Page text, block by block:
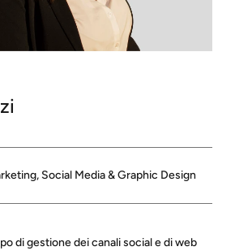
Social Media & Graphic Design
di gestione dei canali social e di web